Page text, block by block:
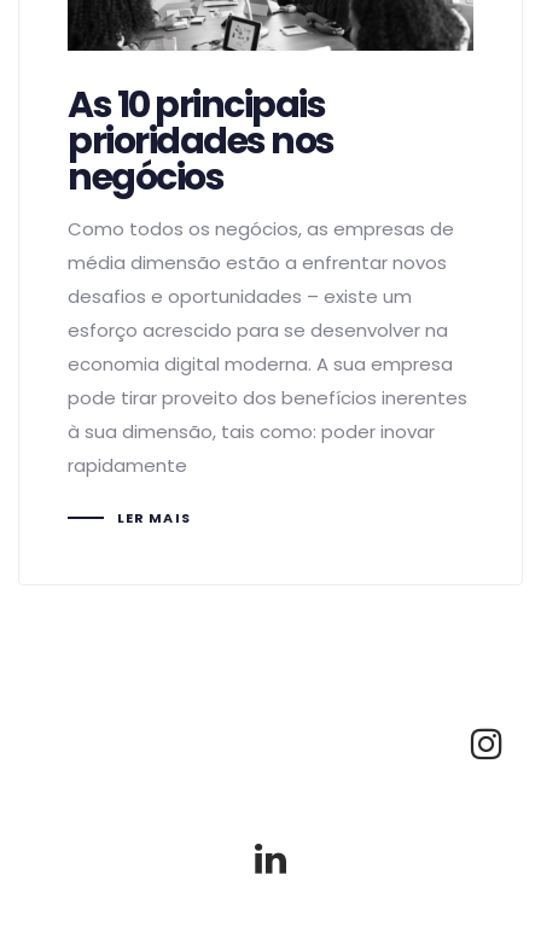
As 10 principais
prioridades nos
negócios
Como todos os negócios, as empresas de
média dimensão estão a enfrentar novos
desafios e oportunidades – existe um
esforço acrescido para se desenvolver na
economia digital moderna. A sua empresa
pode tirar proveito dos benefícios inerentes
à sua dimensão, tais como: poder inovar
rapidamente
LER MAIS